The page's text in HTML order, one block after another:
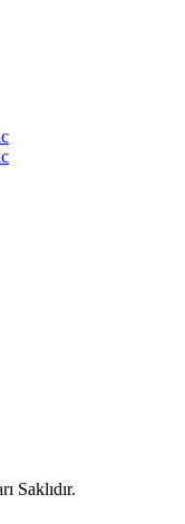
Saklıdır.